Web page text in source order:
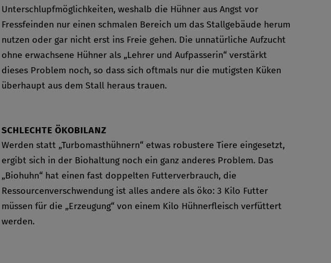
Unterschlupfmöglichkeiten, weshalb die Hühner aus Angst vor
Fressfeinden nur einen schmalen Bereich um das Stallgebäude herum
nutzen oder gar nicht erst ins Freie gehen. Die unnatürliche Aufzucht
ohne erwachsene Hühner als „Lehrer und Aufpasserin“ verstärkt
dieses Problem noch, so dass sich oftmals nur die mutigsten Küken
überhaupt aus dem Stall heraus trauen.
SCHLECHTE ÖKOBILANZ
Werden statt „Turbomasthühnern“ etwas robustere Tiere eingesetzt,
ergibt sich in der Biohaltung noch ein ganz anderes Problem. Das
„Biohuhn“ hat einen fast doppelten Futterverbrauch, die
Ressourcenverschwendung ist alles andere als öko: 3 Kilo Futter
müssen für die „Erzeugung“ von einem Kilo Hühnerfleisch verfüttert
werden.